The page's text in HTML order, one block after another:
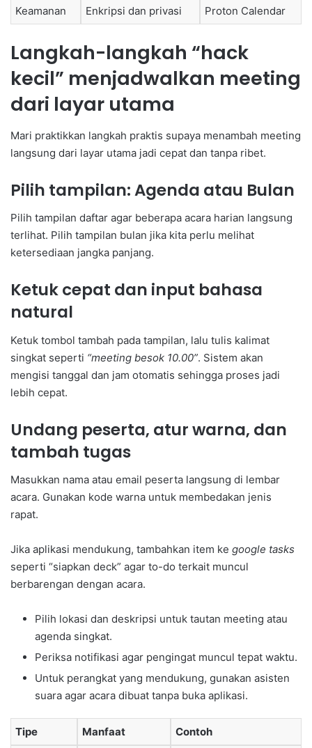
Keamanan Enkripsi dan privasi Proton Calendar
Langkah-langkah “hack
kecil” menjadwalkan meeting
dari layar utama
Mari praktikkan langkah praktis supaya menambah meeting
langsung dari layar utama jadi cepat dan tanpa ribet.
Pilih tampilan: Agenda atau Bulan
Pilih tampilan daftar agar beberapa acara harian langsung
terlihat. Pilih tampilan bulan jika kita perlu melihat
ketersediaan jangka panjang.
Ketuk cepat dan input bahasa
natural
Ketuk tombol tambah pada tampilan, lalu tulis kalimat
singkat seperti “meeting besok 10.00”. Sistem akan
mengisi tanggal dan jam otomatis sehingga proses jadi
lebih cepat.
Undang peserta, atur warna, dan
tambah tugas
Masukkan nama atau email peserta langsung di lembar
acara. Gunakan kode warna untuk membedakan jenis
rapat.
Jika aplikasi mendukung, tambahkan item ke google tasks
seperti “siapkan deck” agar to-do terkait muncul
berbarengan dengan acara.
Pilih lokasi dan deskripsi untuk tautan meeting atau
agenda singkat.
Periksa notifikasi agar pengingat muncul tepat waktu.
Untuk perangkat yang mendukung, gunakan asisten
suara agar acara dibuat tanpa buka aplikasi.
Tipe Manfaat Contoh